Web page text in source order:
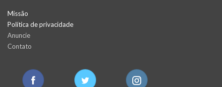
Missão
Política de privacidade
Anuncie
Contato